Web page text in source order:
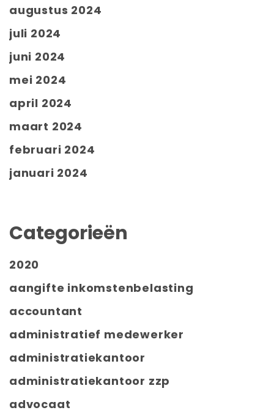
augustus 2024
juli 2024
juni 2024
mei 2024
april 2024
maart 2024
februari 2024
januari 2024
Categorieën
2020
aangifte inkomstenbelasting
accountant
administratief medewerker
administratiekantoor
administratiekantoor zzp
advocaat